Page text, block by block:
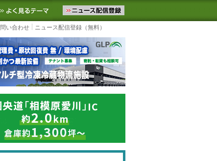
ースをお届けします。物流ニュースメール配信を登録す
お気に入りに追加 よく見るテーマ
い合わせ ニュース配信登録（無料）